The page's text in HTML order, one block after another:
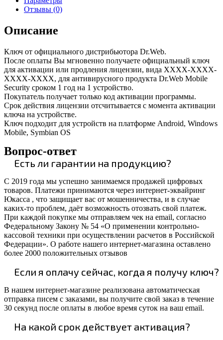
Отзывы (0)
Описание
Ключ от официального дистрибьютора Dr.Web.
После оплаты Вы мгновенно получаете официальный ключ
для активации или продления лицензии, вида XXXX-XXXX-
XXXX-XXXX, для антивирусного продукта Dr.Web Mobile
Security сроком 1 год на 1 устройство.
Покупатель получает только код активации программы.
Срок действия лицензии отсчитывается с момента активации
ключа на устройстве.
Ключ подходит для устройств на платформе Android, Windows
Mobile, Symbian OS
Вопрос-ответ
Есть ли гарантии на продукцию?
С 2019 года мы успешно занимаемся продажей цифровых
товаров. Платежи принимаются через интернет-эквайринг
Юкасса , что защищает вас от мошенничества, и в случае
каких-то проблем, даёт возможность отозвать свой платеж.
При каждой покупке мы отправляем чек на email, согласно
Федеральному Закону № 54 «О применении контрольно-
кассовой техники при осуществлении расчетов в Российской
Федерации». О работе нашего интернет-магазина оставлено
более 2000 положительных отзывов
Если я оплачу сейчас, когда я получу ключ?
В нашем интернет-магазине реализована автоматическая
отправка писем с заказами, вы получите свой заказ в течение
30 секунд после оплаты в любое время суток на ваш email.
На какой срок действует активация?